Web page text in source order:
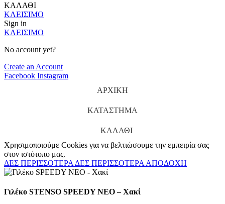
ΚΑΛΑΘΙ
ΚΛΕΙΣΙΜΟ
Sign in
ΚΛΕΙΣΙΜΟ
No account yet?
Create an Account
Facebook Instagram
ΑΡΧΙΚΗ
ΚΑΤΑΣΤΗΜΑ
ΚΑΛΑΘΙ
Χρησιμοποιούμε Cookies για να βελτιώσουμε την εμπειρία σας
στον ιστότοπο μας.
ΔΕΣ ΠΕΡΙΣΣΟΤΕΡΑ ΔΕΣ ΠΕΡΙΣΣΟΤΕΡΑ ΑΠΟΔΟΧΗ
Γιλέκο STENSO SPEEDY NEO – Χακί